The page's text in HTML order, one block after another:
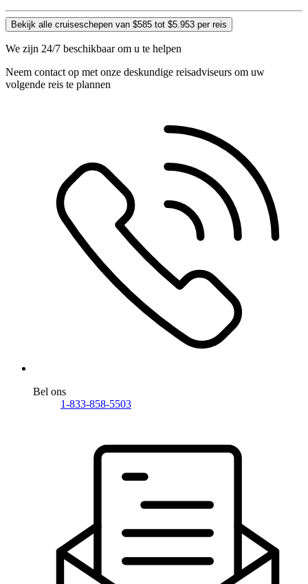
Bekijk alle cruiseschepen van $585 tot $5.953 per reis
We zijn 24/7 beschikbaar om u te helpen
Neem contact op met onze deskundige reisadviseurs om uw
volgende reis te plannen
Bel ons
1-833-858-5503